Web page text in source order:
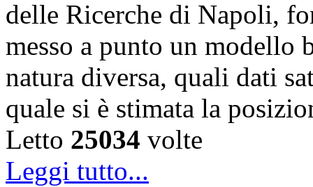
delle Ricerche di Napoli,
messo a punto un modello
natura diversa, quali dati
quale si è stimata la
Letto 25034 volte
Leggi tutto...